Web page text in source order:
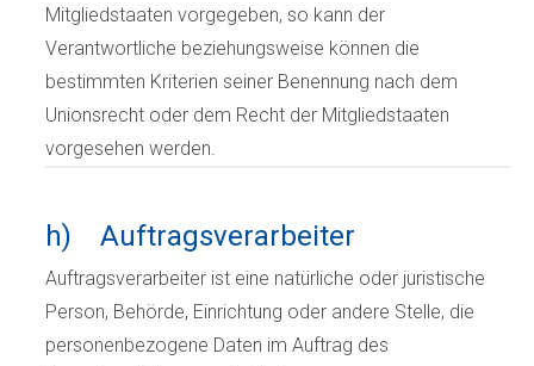
Mitgliedstaaten vorgegeben, so kann der
Verantwortliche beziehungsweise können die
bestimmten Kriterien seiner Benennung nach dem
Unionsrecht oder dem Recht der Mitgliedstaaten
vorgesehen werden.
h) Auftragsverarbeiter
Auftragsverarbeiter ist eine natürliche oder juristische
Person, Behörde, Einrichtung oder andere Stelle, die
personenbezogene Daten im Auftrag des